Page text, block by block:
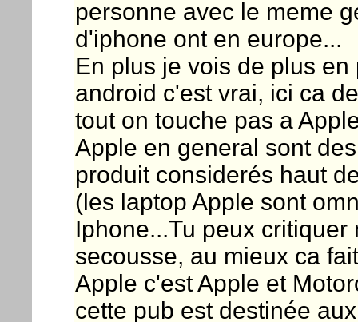
personne avec le meme
d'iphone ont en europe...
En plus je vois de plus
android c'est vrai, ici ca
tout on touche pas a
Apple en general sont
produit considerés haut
(les laptop Apple sont
Iphone...Tu peux
secousse, au mieux ca
Apple c'est Apple et
cette pub est destinée